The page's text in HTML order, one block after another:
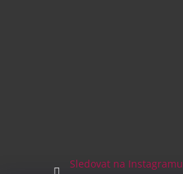
Sledovat na Instagramu